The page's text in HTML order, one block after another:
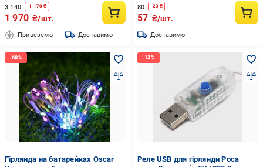
3 140 -1 170 ₴
1 970 ₴/шт.
Привеземо Доставимо
80 -23₴
57 ₴/шт.
Доставимо
Гірлянда на батарейках Oscar
Реле USB для гірлянди Роса